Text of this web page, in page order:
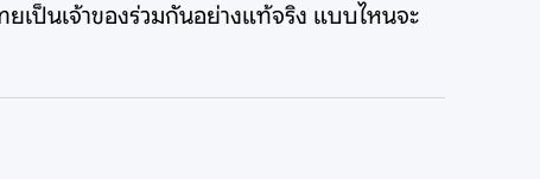
เป็นเจ้าของร่วมกันอย่างแท้จริง แบบไหนจะ